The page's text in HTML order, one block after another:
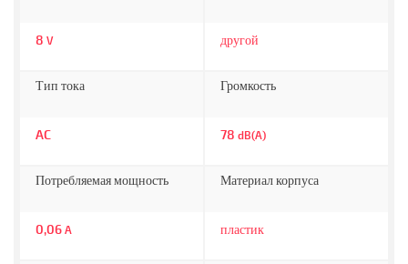
8 V другой
Тип тока
AC
Громкость
78 dB(A)
Потребляемая мощность
0,06 A
Материал корпуса
пластик